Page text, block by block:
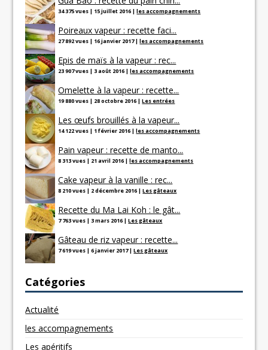
34 375 vues | 15 juillet 2016 |les accompagnements
Poireaux vapeur : recette faci...
27 892 vues | 16 janvier 2017|les accompagnements
Epis de maïs à la vapeur : rec...
23 907 vues |3 août 2016 |les accompagnements
Omelette à la vapeur : recette...
19 880 vues | 28 octobre 2016 |Les entrées
Les œufs brouillés à la vapeur...
14 122 vues | 1 février 2016 |les accompagnements
Pain vapeur : recette de manto...
8 313 vues | 21 avril 2016 |les accompagnements
Cake vapeur à la vanille : rec...
8 210 vues | 2 décembre 2016 |Les gâteaux
Recette du Ma Lai Koh : le gât...
7 763 vues |3 mars 2016 |Les gâteaux
Gâteau de riz vapeur : recette...
7 619 vues |6 janvier 2017|Les gâteaux
Catégories
Actualité
les accompagnements
Les apéritifs